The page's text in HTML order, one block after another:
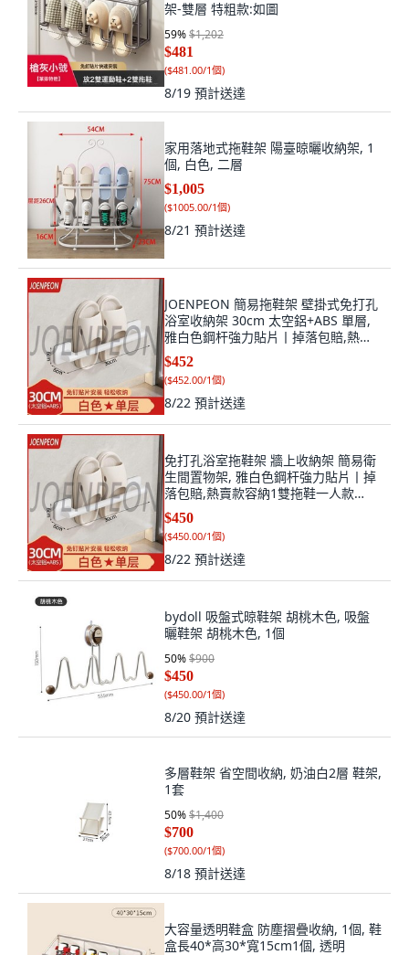
架-雙層 特粗款:如圖
59%$1,202
$481
($481.00/1個)
8/19 預計送達
家用落地式拖鞋架 陽臺晾曬收納架, 1
個, 白色, 二層
$1,005
($1005.00/1個)
8/21 預計送達
JOENPEON 簡易拖鞋架 壁掛式免打孔
浴室收納架 30cm 太空鋁+ABS 單層,
雅白色鋼杆強力貼片丨掉落包賠,熱賣
款容納1雙拖鞋一人款30cm杆長, 1個
$452
($452.00/1個)
8/22 預計送達
免打孔浴室拖鞋架 牆上收納架 簡易衛
生間置物架, 雅白色鋼杆強力貼片丨掉
落包賠,熱賣款容納1雙拖鞋一人款
30cm杆長, 1個
$450
($450.00/1個)
8/22 預計送達
bydoll 吸盤式晾鞋架 胡桃木色, 吸盤
曬鞋架 胡桃木色, 1個
50%$900
$450
($450.00/1個)
8/20 預計送達
多層鞋架 省空間收納, 奶油白2層 鞋架,
1套
50%$1,400
$700
($700.00/1個)
8/18 預計送達
大容量透明鞋盒 防塵摺疊收納, 1個, 鞋
盒長40*高30*寬15cm1個, 透明